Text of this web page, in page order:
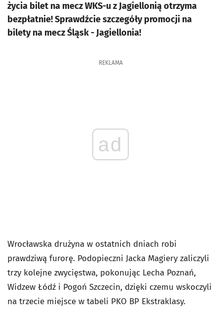
życia bilet na mecz WKS-u z Jagiellonią otrzyma
bezpłatnie! Sprawdźcie szczegóły promocji na
bilety na mecz Śląsk - Jagiellonia!
REKLAMA
ad
Wrocławska drużyna w ostatnich dniach robi
prawdziwą furorę. Podopieczni Jacka Magiery zaliczyli
trzy kolejne zwycięstwa, pokonując Lecha Poznań,
Widzew Łódź i Pogoń Szczecin, dzięki czemu wskoczyli
na trzecie miejsce w tabeli PKO BP Ekstraklasy.